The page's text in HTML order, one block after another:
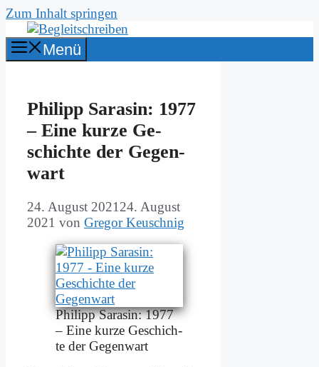
Zum Inhalt springen
Menü
Phil­ipp Sa­ra­sin: 1977
– Ei­ne kur­ze Ge­
schich­te der Ge­gen­
wart
24. August 2021 24. August
2021 von Gregor Keuschnig
Phil­ipp Sa­ra­sin: 1977
– Ei­ne kur­ze Ge­schich­
te der Ge­gen­wart